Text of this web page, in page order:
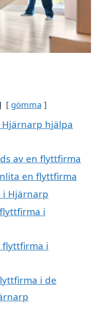
gömma
hjälpa
av en flyttfirma
en flyttfirma
Hjärnarp
i
flyttfirma i
i de